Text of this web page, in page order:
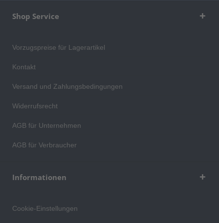
Shop Service
Vorzugspreise für Lagerartikel
Kontakt
Versand und Zahlungsbedingungen
Widerrufsrecht
AGB für Unternehmen
AGB für Verbraucher
Informationen
Cookie-Einstellungen